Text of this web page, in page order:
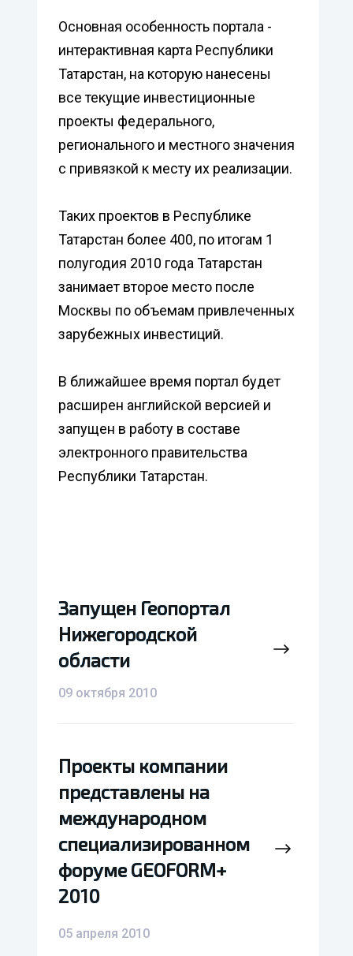
Основная особенность портала -
интерактивная карта Республики
Татарстан, на которую нанесены
все текущие инвестиционные
проекты федерального,
регионального и местного значения
с привязкой к месту их реализации.
Таких проектов в Республике
Татарстан более 400, по итогам 1
полугодия 2010 года Татарстан
занимает второе место после
Москвы по объемам привлеченных
зарубежных инвестиций.
В ближайшее время портал будет
расширен английской версией и
запущен в работу в составе
электронного правительства
Республики Татарстан.
Запущен Геопортал
Нижегородской
области
09 октября 2010
Проекты компании
представлены на
международном
специализированном
форуме GEOFORM+
2010
05 апреля 2010
Проекты компании
представлены на
международном
специализированном
форуме GEOFORM+
2010
Запущен Геопортал
Нижегородской
области